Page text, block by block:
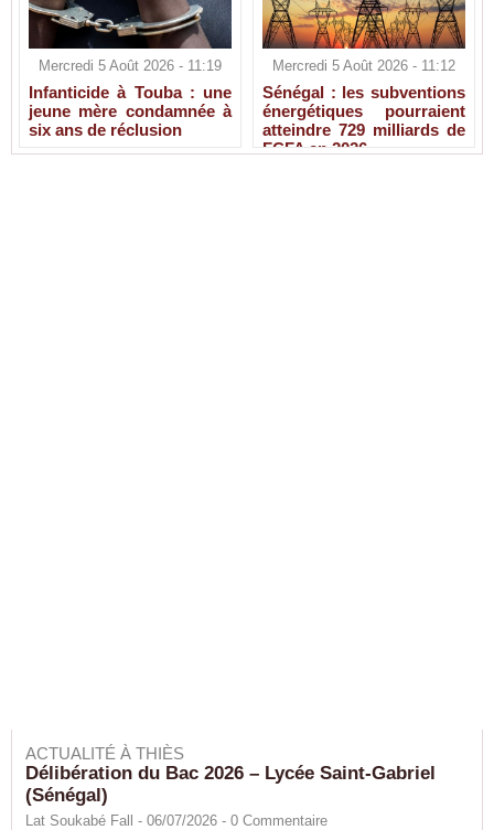
Mercredi 5 Août 2026 - 11:19
Infanticide à Touba : une
jeune mère condamnée à
six ans de réclusion
Mercredi 5 Août 2026 - 11:12
Sénégal : les subventions
énergétiques pourraient
atteindre 729 milliards de
FCFA en 2026
ACTUALITÉ À THIÈS
Délibération du Bac 2026 – Lycée Saint-Gabriel
(Sénégal)
Lat Soukabé Fall - 06/07/2026 - 0 Commentaire